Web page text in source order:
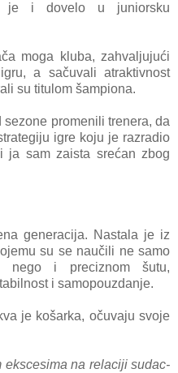
je i dovelo u juniorsku
moga kluba, zahvaljujući
a sačuvali atraktivnost
su titulom šampiona.
promenili trenera, da
igre koju je razradio
ja sam zaista srećan zbog
generacija. Nastala je iz
su se naučili ne samo
i preciznom šutu,
i samopouzdanje.
je košarka, očuvaju svoje
na relaciji sudac-